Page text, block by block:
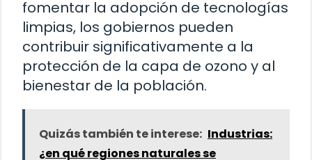
fomentar la adopción de tecnologías
limpias, los gobiernos pueden
contribuir significativamente a la
protección de la capa de ozono y al
bienestar de la población.
Quizás también te interese: Industrias:
¿en qué regiones naturales se